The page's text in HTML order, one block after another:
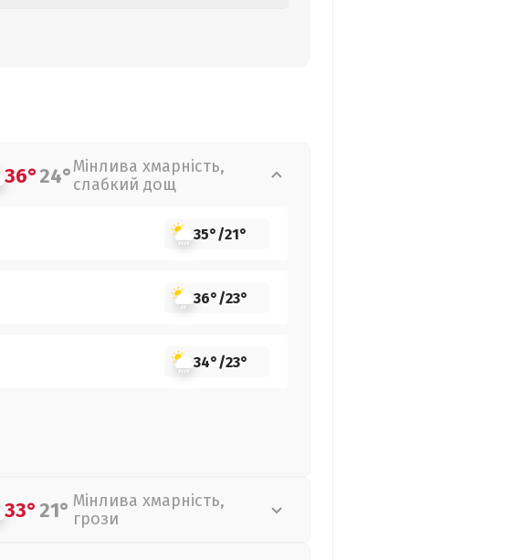
36°24°Мінлива хмарність,
слабкий дощ
35°/21°
36°/23°
34°/23°
33°21° Мінлива хмарність,
грози